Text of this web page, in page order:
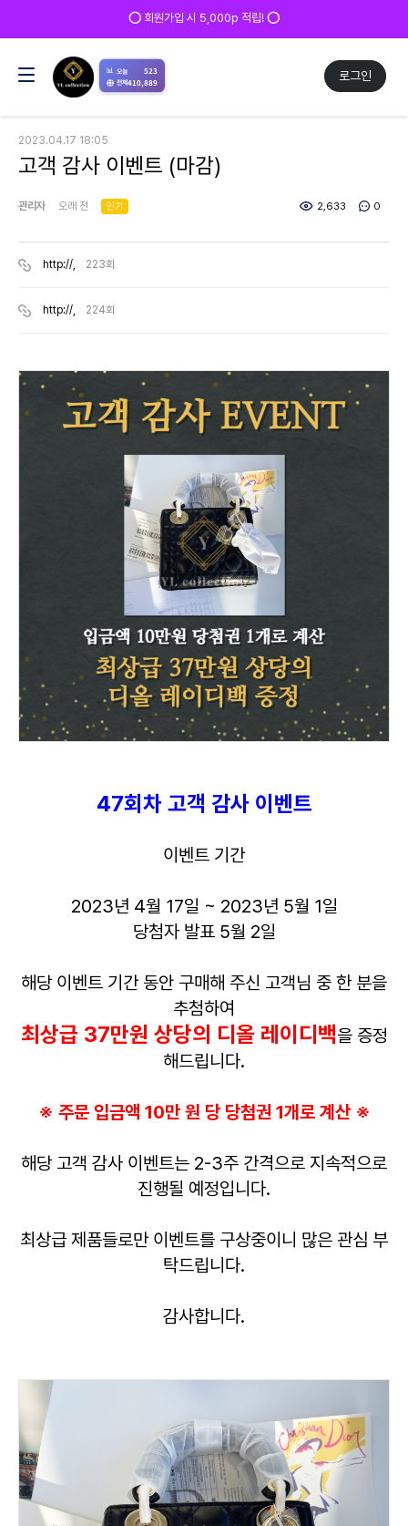
⭕ 회원가입 시 5,000p 적립! ⭕
로그인
📊 오늘 523
전체410,889
2023.04.17 18:05
고객 감사 이벤트 (마감)
관리자 오래 전 인기 2,633 0
http://, 223회
http://, 224회
47회차 고객 감사 이벤트
이벤트 기간
2023년 4월 17일 ~ 2023년 5월 1일
당첨자 발표 5월 2일
해당 이벤트 기간 동안 구매해 주신 고객님 중 한 분을
추첨하여
최상급 37만원 상당의 디올 레이디백을 증정
해드립니다.
※ 주문 입금액 10만 원 당 당첨권 1개로 계산 ※
해당 고객 감사 이벤트는 2-3주 간격으로 지속적으로
진행될 예정입니다.
최상급 제품들로만 이벤트를 구상중이니 많은 관심 부
탁드립니다.
감사합니다.